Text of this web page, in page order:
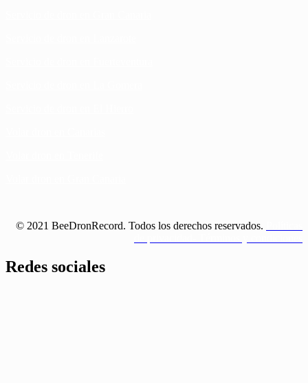
© 2021 BeeDronRecord. Todos los derechos reservados.
Redes sociales